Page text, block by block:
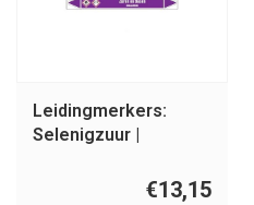
Leidingmerkers:
Selenigzuur |
€13,15